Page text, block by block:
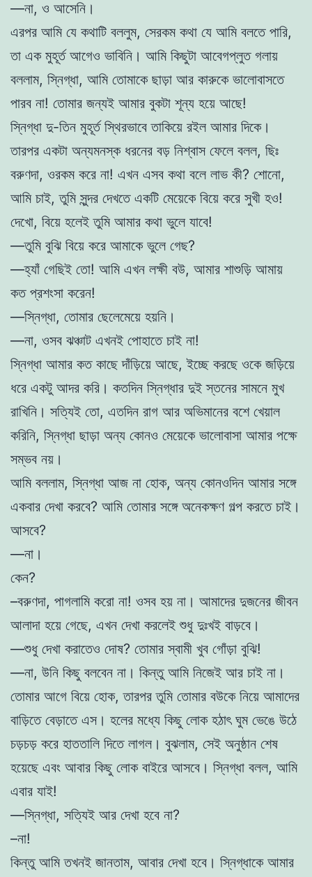
—না, ও আসেনি।
এরপর আমি যে কথাটি বললুম, সেরকম কথা যে আমি বলতে পারি,
তা এক মুহূর্ত আগেও ভাবিনি। আমি কিছুটা আবেগপ্লুত গলায়
বললাম, স্নিগ্ধা, আমি তোমাকে ছাড়া আর কারুকে ভালোবাসতে
পারব না! তোমার জন্যই আমার বুকটা শূন্য হয়ে আছে!
স্নিগ্ধা দু-তিন মুহূর্ত স্থিরভাবে তাকিয়ে রইল আমার দিকে।
তারপর একটা অন্যমনস্ক ধরনের বড় নিশ্বাস ফেলে বলল, ছিঃ
বরুণদা, ওরকম করে না! এখন এসব কথা বলে লাভ কী? শোনো,
আমি চাই, তুমি সুন্দর দেখতে একটি মেয়েকে বিয়ে করে সুখী হও!
দেখো, বিয়ে হলেই তুমি আমার কথা ভুলে যাবে!
—তুমি বুঝি বিয়ে করে আমাকে ভুলে গেছ?
—হ্যাঁ গেছিই তো! আমি এখন লক্ষী বউ, আমার শাশুড়ি আমায়
কত প্রশংসা করেন!
—স্নিগ্ধা, তোমার ছেলেমেয়ে হয়নি।
—না, ওসব ঝঞ্চাট এখনই পোহাতে চাই না!
স্নিগ্ধা আমার কত কাছে দাঁড়িয়ে আছে, ইচ্ছে করছে ওকে জড়িয়ে
ধরে একটু আদর করি। কতদিন স্নিগ্ধার দুই স্তনের সামনে মুখ
রাখিনি। সত্যিই তো, এতদিন রাগ আর অভিমানের বশে খেয়াল
করিনি, স্নিগ্ধা ছাড়া অন্য কোনও মেয়েকে ভালোবাসা আমার পক্ষে
সম্ভব নয়।
আমি বললাম, স্নিগ্ধা আজ না হোক, অন্য কোনওদিন আমার সঙ্গে
একবার দেখা করবে? আমি তোমার সঙ্গে অনেকক্ষণ গল্প করতে চাই।
আসবে?
—না।
কেন?
–বরুণদা, পাগলামি করো না! ওসব হয় না। আমাদের দুজনের জীবন
আলাদা হয়ে গেছে, এখন দেখা করলেই শুধু দুঃখই বাড়বে।
—শুধু দেখা করাতেও দোষ? তোমার স্বামী খুব গোঁড়া বুঝি!
—না, উনি কিছু বলবেন না। কিন্তু আমি নিজেই আর চাই না।
তোমার আগে বিয়ে হোক, তারপর তুমি তোমার বউকে নিয়ে আমাদের
বাড়িতে বেড়াতে এস। হলের মধ্যে কিছু লোক হঠাৎ ঘুম ভেঙে উঠে
চড়চড় করে হাততালি দিতে লাগল। বুঝলাম, সেই অনুষ্ঠান শেষ
হয়েছে এবং আবার কিছু লোক বাইরে আসবে। স্নিগ্ধা বলল, আমি
এবার যাই!
—স্নিগ্ধা, সত্যিই আর দেখা হবে না?
–না!
কিন্তু আমি তখনই জানতাম, আবার দেখা হবে। স্নিগ্ধাকে আমার